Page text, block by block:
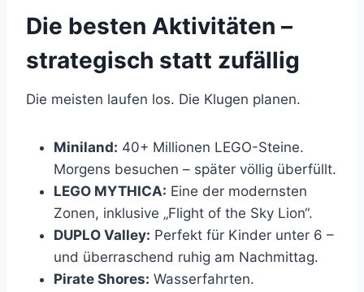
Die besten Aktivitäten –
strategisch statt zufällig
Die meisten laufen los. Die Klugen planen.
Miniland: 40+ Millionen LEGO-Steine.
Morgens besuchen – später völlig überfüllt.
LEGO MYTHICA: Eine der modernsten
Zonen, inklusive „Flight of the Sky Lion“.
DUPLO Valley: Perfekt für Kinder unter 6 –
und überraschend ruhig am Nachmittag.
Pirate Shores: Wasserfahrten.